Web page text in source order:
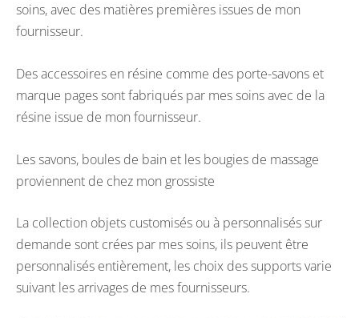
soins, avec des matières premières issues de mon
fournisseur.
Des accessoires en résine comme des porte-savons et
marque pages sont fabriqués par mes soins avec de la
résine issue de mon fournisseur.
Les savons, boules de bain et les bougies de massage
proviennent de chez mon grossiste
La collection objets customisés ou à personnalisés sur
demande sont crées par mes soins, ils peuvent être
personnalisés entièrement, les choix des supports varie
suivant les arrivages de mes fournisseurs.